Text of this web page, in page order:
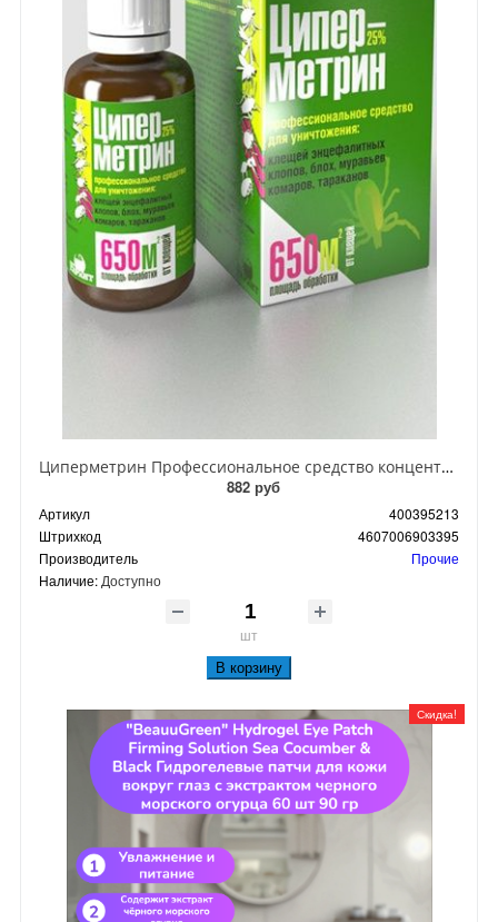
Циперметрин Профессиональное средство концентрат эмульсии 25% для уничтожения тараканов, мух,комаров, блох, клопов, муравьев, ос 50 мл
882 руб
Артикул
400395213
Штрихкод
4607006903395
Производитель
Прочие
Наличие: Доступно
шт
В корзину
Скидка!